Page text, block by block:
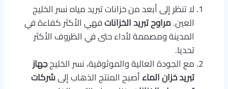
لا تنظر إلى أبعد من خزانات تبريد مياه نسر الخليج
العين.مراوح تبريد الخزاناتفهي الأكثر كفاءة في
المدينة ومصممة لأداء حتى في الظروف الأكثر
تحديا.
مع الجودة العالية والموثوقية، نسر الخليججهاز
تبريد خزان الماءأصبح المنتج الذهاب إلىشركات